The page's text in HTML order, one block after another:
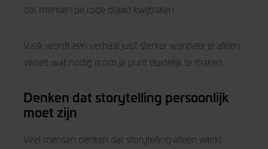
dat mensen de rode draad kwijtraken.
Vaak wordt een verhaal juist sterker wanneer je alleen
vertelt wat nodig is om je punt duidelijk te maken.
Denken dat storytelling persoonlijk
moet zijn
Veel mensen denken dat storytelling alleen werkt